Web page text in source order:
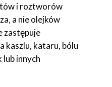
i roztworów
a nie olejków
zastępuje
kaszlu, kataru, bólu
lub innych